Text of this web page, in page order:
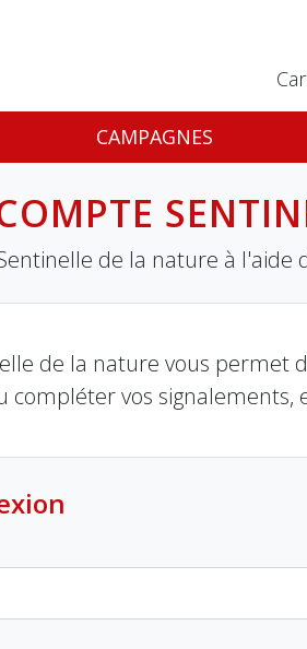
CAMPAGNES
de la nature à l'aide
de la nature vous permet
vos signalements,